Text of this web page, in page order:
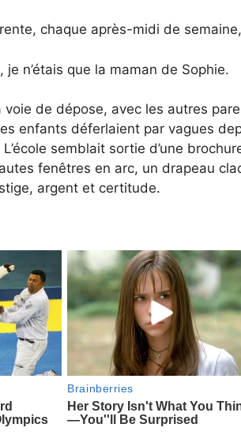
chaque après-midi de
n’étais que la maman de Sophie.
voie de dépose, avec les autres
enfants déferlaient par vagues
L’école semblait sortie d’une
fenêtres en arc, un drapeau
argent et certitude.